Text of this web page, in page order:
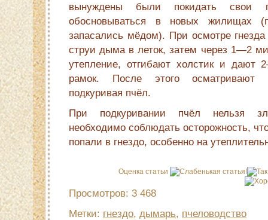
вынуждены были покидать
обосновываться в новых жилищах
запасались мёдом). При осмотре
струи дыма в леток, затем через 1—2
утепление, отгибают холстик и дают
рамок. После этого осматривают
подкуривая пчёл.
При подкуривании пчёл нельзя
необходимо соблюдать осторожность,
попали в гнездо, особенно на
Оценка статьи
Просмотров: 3 468
Метки: гнездо, дымарь, пчеловодство